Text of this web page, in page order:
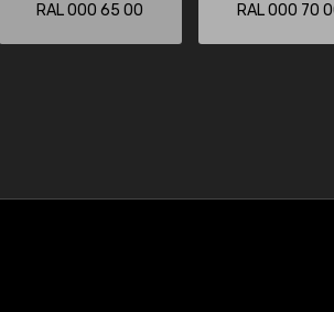
RAL 000 65 00 RAL 000 70